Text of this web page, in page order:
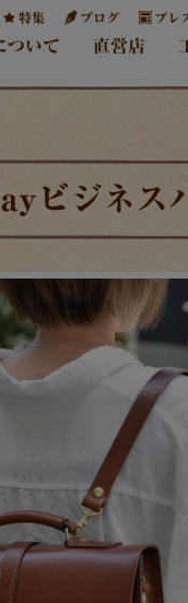
特集 ブログ プレ
ついて 直営店
ビジネス